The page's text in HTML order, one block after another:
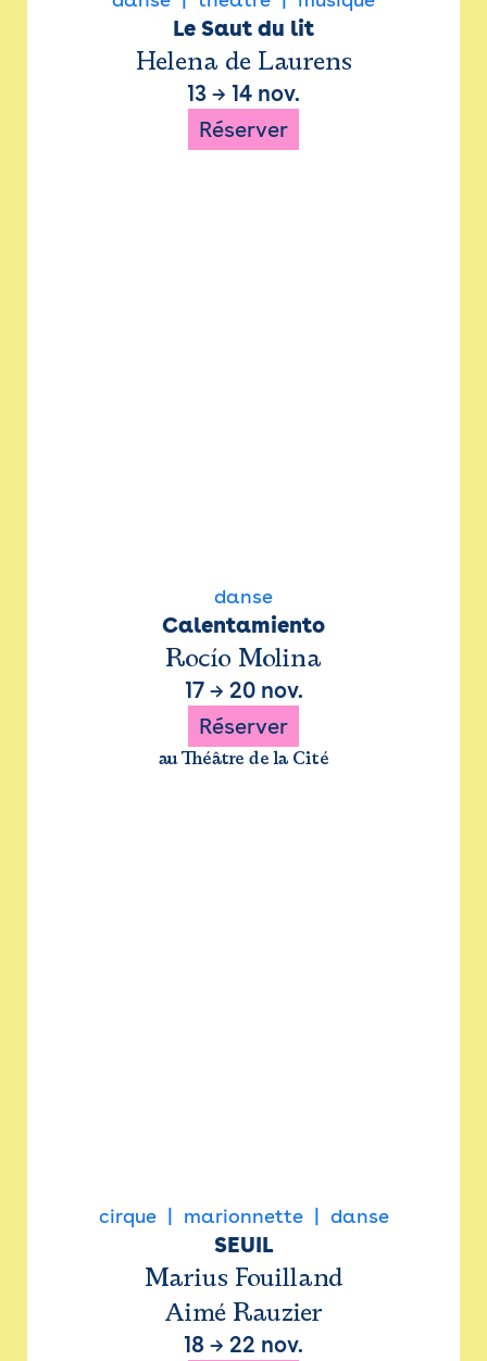
Le Saut du lit
Helena de Laurens
13 → 14 nov.
Réserver
danse
Calentamiento
Rocío Molina
17→ 20 nov.
Réserver
au Théâtre de la Cité
cirque marionnette danse
SEUIL
Marius Fouilland
Aimé Rauzier
18 → 22 nov.